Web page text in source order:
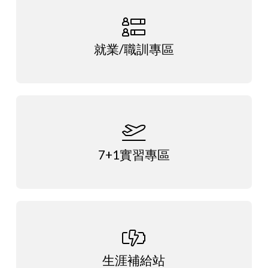
就業/職訓專區
7+1實習專區
生涯補給站